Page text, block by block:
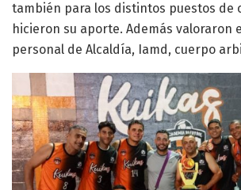
también para los distintos puestos de
hicieron su aporte. Además valoraron
personal de Alcaldía, Iamd, cuerpo